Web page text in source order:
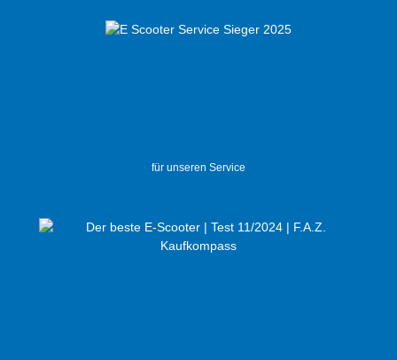
für unseren Service